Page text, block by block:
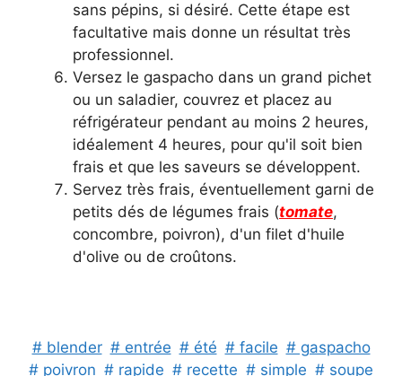
sans pépins, si désiré. Cette étape est
facultative mais donne un résultat très
professionnel.
Versez le gaspacho dans un grand pichet
ou un saladier, couvrez et placez au
réfrigérateur pendant au moins 2 heures,
idéalement 4 heures, pour qu'il soit bien
frais et que les saveurs se développent.
Servez très frais, éventuellement garni de
petits dés de légumes frais (tomate,
concombre, poivron), d'un filet d'huile
d'olive ou de croûtons.
# blender # entrée # été # facile # gaspacho
# poivron # rapide # recette # simple # soupe